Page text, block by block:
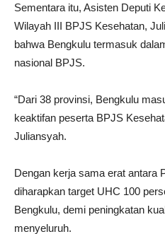
Sementara itu, Asisten Deputi
Wilayah III BPJS Kesehatan,
bahwa Bengkulu termasuk
nasional BPJS.
“Dari 38 provinsi, Bengkulu
keaktifan peserta BPJS
Juliansyah.
Dengan kerja sama erat antara
diharapkan target UHC 100
Bengkulu, demi peningkatan
menyeluruh.